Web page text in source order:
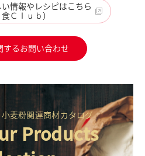
情報やレシピはこちら
食Ｃｌｕｂ）
するお問い合わせ
麦粉関連商材カタログ
Products